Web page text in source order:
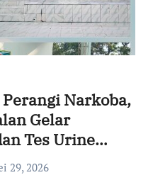
Narkoba,
Gelar
Tes Urine
29, 2026